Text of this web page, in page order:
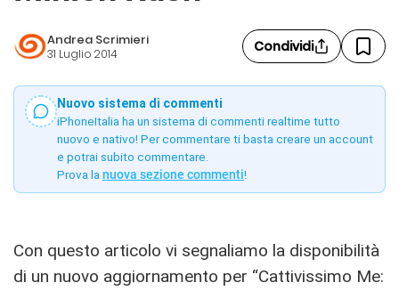
Andrea Scrimieri
31 Luglio 2014 Condividi
Nuovo sistema di commenti
iPhoneItalia ha un sistema di commenti realtime tutto
nuovo e nativo! Per commentare ti basta creare un account
e potrai subito commentare.
Prova la nuova sezione commenti!
Con questo articolo vi segnaliamo la disponibilità
di un nuovo aggiornamento per “Cattivissimo Me: